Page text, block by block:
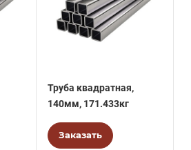
Труба квадратная,
140мм, 171.433кг
Заказать